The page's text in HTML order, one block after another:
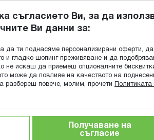
Търсене
ПОПИТАЙ
И ДЕТЕТО ХРАНИТЕЛНИ ДОБАВКИ
съгласието Ви, за да
Ви данни за:
да ти поднасяме персонализирани оферти, да
и гладко шопинг преживяване и да
не искаш да приемеш опционалните
може да повлияе на качеството на
разбереш повече, молим, прочети
Политиката
Получаване на
съгласие